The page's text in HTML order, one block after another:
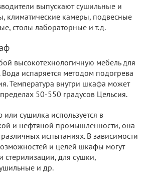
выпускают сушильные и
климатические камеры, подвесные
столы лабораторные и т.д.
высокотехнологичную мебель для
испаряется методом подогрева
Температура внутри шкафа может
50-550 градусов Цельсия.
сушилка используется в
и нефтяной промышленности, она
испытаниях. В зависимости
и целей шкафы могут
стерилизации, для сушки,
и др.